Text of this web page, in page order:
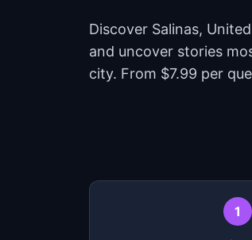
Discover Salinas,
and uncover stories
city. From $7.99 per
1